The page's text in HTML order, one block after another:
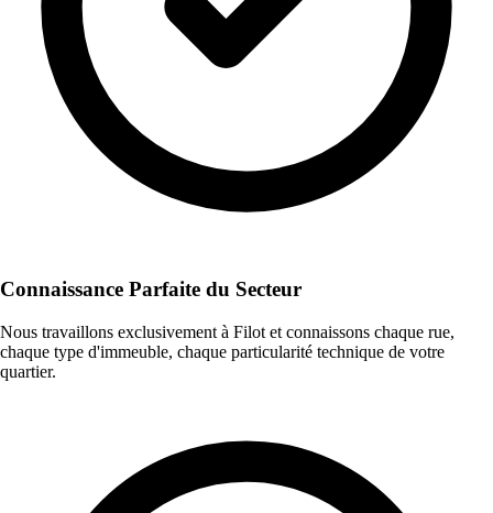
Connaissance Parfaite du Secteur
Nous travaillons exclusivement à Filot et connaissons chaque rue,
chaque type d'immeuble, chaque particularité technique de votre
quartier.